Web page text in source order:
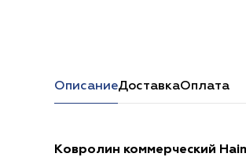
ОписаниеДоставкаОплата
Ковролин коммерческий